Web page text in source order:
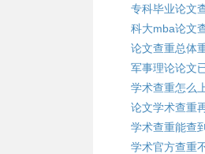
专科毕业论文
科大mba论文
论文查重总体
军事理论论文
学术查重怎么
论文学术查重
学术查重能查
学术官方查重